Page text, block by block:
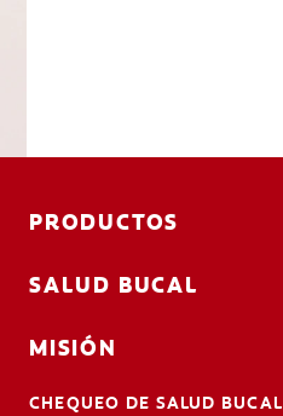
PRODUCTOS
SALUD BUCAL
MISIÓN
CHEQUEO DE SALUD BUCAL